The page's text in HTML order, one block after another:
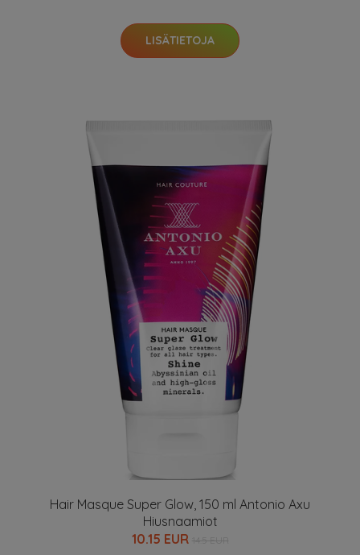
LISÄTIETOJA
Hair Masque Super Glow, 150 ml Antonio Axu
Hiusnaamiot
10.15 EUR